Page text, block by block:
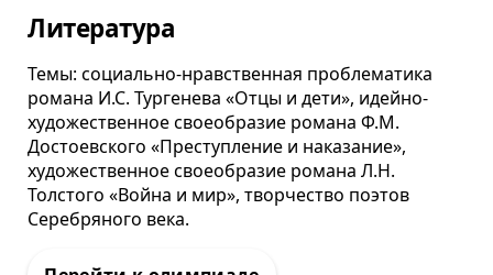
Олимпиада
Литература
Темы: социально-нравственная проблематика
романа И.С. Тургенева «Отцы и дети», идейно-
художественное своеобразие романа Ф.М.
Достоевского «Преступление и наказание»,
художественное своеобразие романа Л.Н.
Толстого «Война и мир», творчество поэтов
Серебряного века.